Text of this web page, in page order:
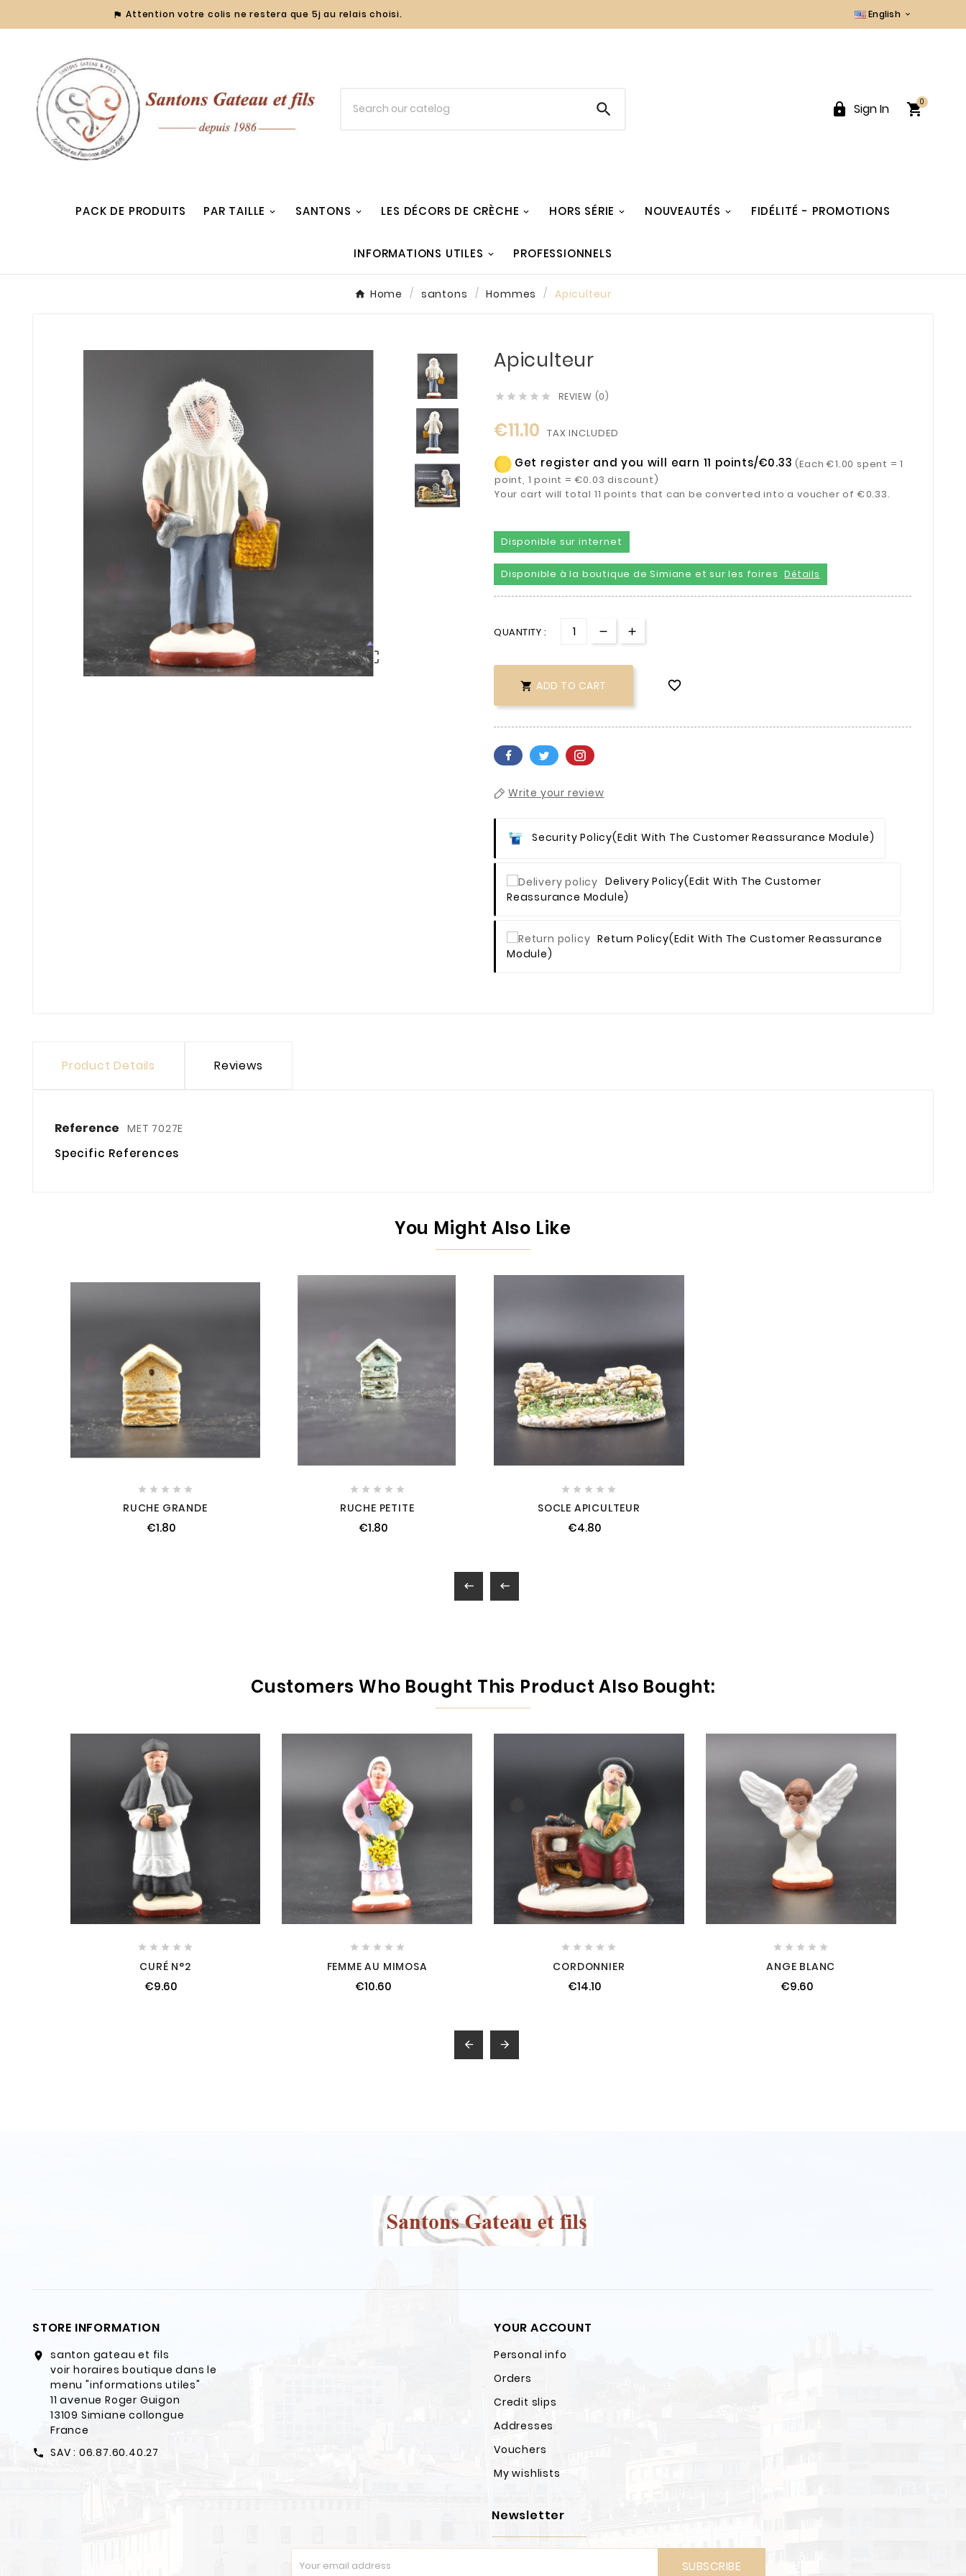
 Attention votre colis ne restera que 5j au relais choisi. English 
  Sign In 
0
PACK DE PRODUITS PAR TAILLE SANTONS LES DÉCORS DE CRÈCHE HORS SÉRIE NOUVEAUTÉS FIDÉLITÉ - PROMOTIONS
INFORMATIONS UTILES PROFESSIONNELS
Home santons Hommes Apiculteur

Apiculteur
     REVIEW (0)
€11.10 TAX INCLUDED
Get register and you will earn 11 points/€0.33 (Each €1.00 spent = 1
point, 1 point = €0.03 discount)
Your cart will total 11 points that can be converted into a voucher of €0.33.
Disponible sur internet
Disponible à la boutique de Simiane et sur les foires Détails
QUANTITY :
 ADD TO CART 
Write your review
Security Policy(edit With The Customer Reassurance Module)
Delivery Policy(edit With The Customer
Reassurance Module)
Return Policy(edit With The Customer Reassurance
Module)
Product Details Reviews
Reference MET 7027E
Specific References
You Might Also Like
    
RUCHE GRANDE
€1.80
    
RUCHE PETITE
€1.80
    
SOCLE APICULTEUR
€4.80
 
Customers Who Bought This Product Also Bought:
    
CURÉ N°2
€9.60
    
FEMME AU MIMOSA
€10.60
    
CORDONNIER
€14.10
    
ANGE BLANC
€9.60
 
STORE INFORMATION
location_on
santon gateau et fils
voir horaires boutique dans le
menu "informations utiles"
11 avenue Roger Guigon
13109 Simiane collongue
France
call SAV : 06.87.60.40.27
YOUR ACCOUNT
Personal info
Orders
Credit slips
Addresses
Vouchers
My wishlists
Newsletter
SUBSCRIBE